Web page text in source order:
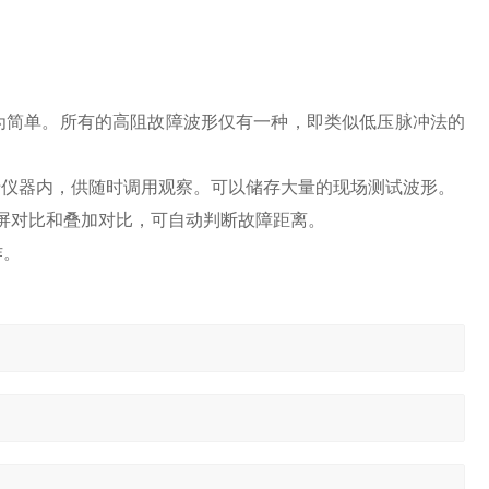
单。所有的高阻故障波形仅有一种，即类似低压脉冲法的
器内，供随时调用观察。可以储存大量的现场测试波形。
比和叠加对比，可自动判断故障距离。